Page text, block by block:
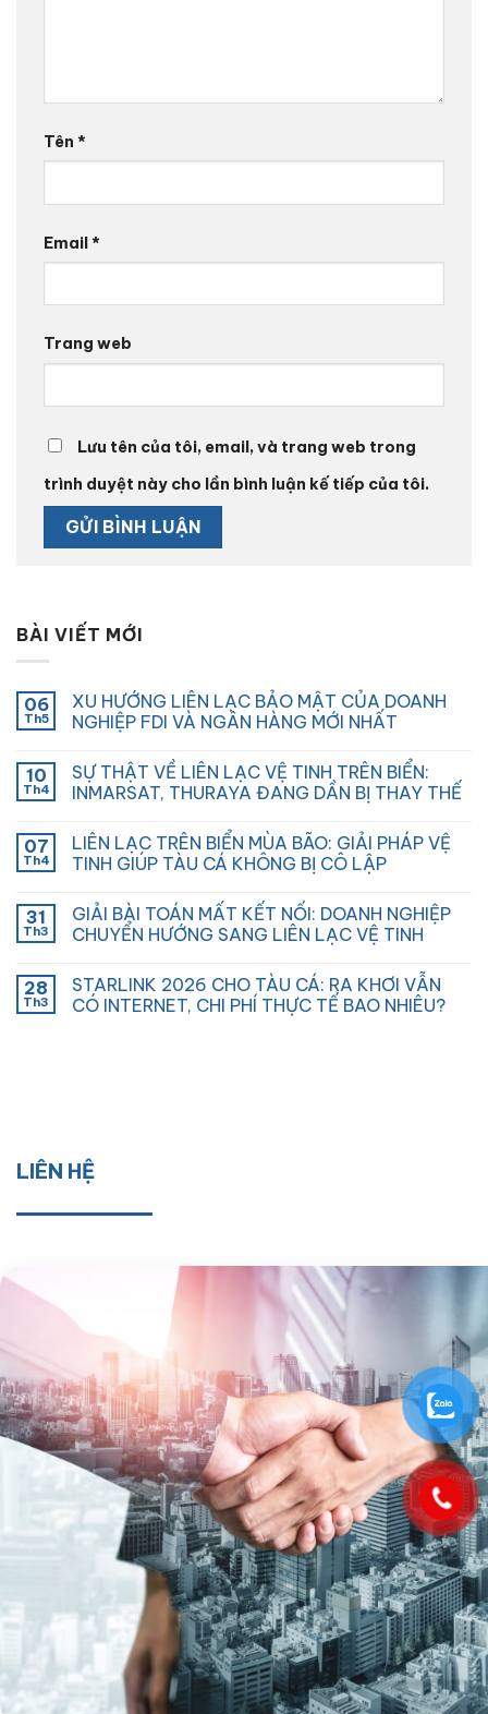
Tên *
Email*
Trang web
Lưu tên của tôi, email, và trang web trong
trình duyệt này cho lần bình luận kế tiếp của tôi.
BÀI VIẾT MỚI
06
Th5
XU HƯỚNG LIÊN LẠC BẢO MẬT CỦA DOANH
NGHIỆP FDI VÀ NGÂN HÀNG MỚI NHẤT
10
Th4
SỰ THẬT VỀ LIÊN LẠC VỆ TINH TRÊN BIỂN:
INMARSAT, THURAYA ĐANG DẦN BỊ THAY THẾ
07
Th4
LIÊN LẠC TRÊN BIỂN MÙA BÃO: GIẢI PHÁP VỆ
TINH GIÚP TÀU CÁ KHÔNG BỊ CÔ LẬP
31
Th3
GIẢI BÀI TOÁN MẤT KẾT NỐI: DOANH NGHIỆP
CHUYỂN HƯỚNG SANG LIÊN LẠC VỆ TINH
28
Th3
STARLINK 2026 CHO TÀU CÁ: RA KHƠI VẪN
CÓ INTERNET, CHI PHÍ THỰC TẾ BAO NHIÊU?
LIÊN HỆ